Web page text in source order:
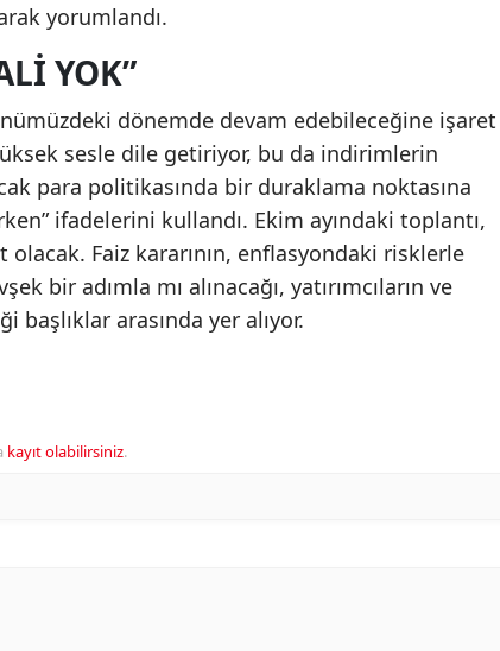
yorumlandı.
YOK”
dönemde devam edebileceğine işaret
sesle dile getiriyor, bu da indirimlerin
para politikasında bir duraklama noktasına
ifadelerini kullandı. Ekim ayındaki toplantı,
olacak. Faiz kararının, enflasyondaki risklerle
bir adımla mı alınacağı, yatırımcıların ve
arasında yer alıyor.
kayıt olabilirsiniz.